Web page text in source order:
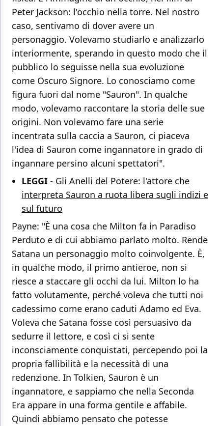
Peter Jackson: l'occhio nella torre. Nel nostro
caso, sentivamo di dover avere un
personaggio. Volevamo studiarlo e analizzarlo
interiormente, sperando in questo modo che il
pubblico lo seguisse nella sua evoluzione
come Oscuro Signore. Lo conosciamo come
figura fuori dal nome "Sauron". In qualche
modo, volevamo raccontare la storia delle sue
origini. Non volevamo fare una serie
incentrata sulla caccia a Sauron, ci piaceva
l'idea di Sauron come ingannatore in grado di
ingannare persino alcuni spettatori".
LEGGI - Gli Anelli del Potere: l'attore che
interpreta Sauron a ruota libera sugli indizi e
sul futuro
Payne: "È una cosa che Milton fa in Paradiso
Perduto e di cui abbiamo parlato molto. Rende
Satana un personaggio molto coinvolgente. È,
in qualche modo, il primo antieroe, non si
riesce a staccare gli occhi da lui. Milton lo ha
fatto volutamente, perché voleva che tutti noi
cadessimo come erano caduti Adamo ed Eva.
Voleva che Satana fosse così persuasivo da
sedurre il lettore, e così ci si sente
inconsciamente conquistati, percependo poi la
propria fallibilità e la necessità di una
redenzione. In Tolkien, Sauron è un
ingannatore, e sappiamo che nella Seconda
Era appare in una forma gentile e affabile.
Quindi abbiamo pensato che potesse